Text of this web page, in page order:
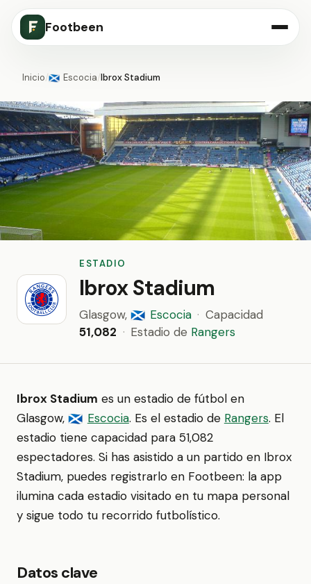
Footbeen
Inicio/🏴󠁧󠁢󠁳󠁣󠁴󠁿 Escocia/Ibrox Stadium
ESTADIO
Ibrox Stadium
Glasgow, 🏴󠁧󠁢󠁳󠁣󠁴󠁿 Escocia · Capacidad
51,082 · Estadio de Rangers
Ibrox Stadium es un estadio de fútbol en
Glasgow, 🏴󠁧󠁢󠁳󠁣󠁴󠁿 Escocia. Es el estadio de Rangers. El
estadio tiene capacidad para 51,082
espectadores. Si has asistido a un partido en Ibrox
Stadium, puedes registrarlo en Footbeen: la app
ilumina cada estadio visitado en tu mapa personal
y sigue todo tu recorrido futbolístico.
Datos clave